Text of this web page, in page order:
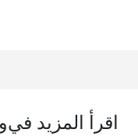
اقرأ المزيد في